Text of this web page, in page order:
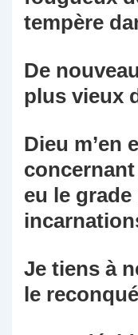
tempère
De
plus vieux
Dieu m’en
concernant
eu le
Je tiens à
le